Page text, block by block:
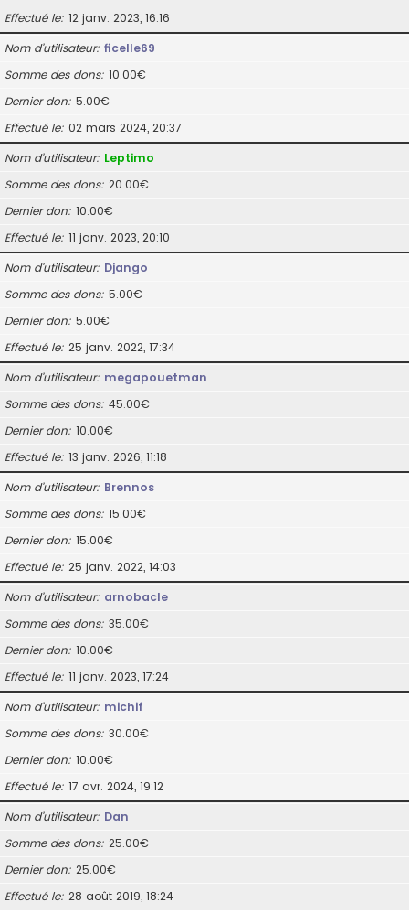
Effectué le 12 janv. 2023, 16:16
Nom d’utilisateur ficelle69
Somme des dons 10.00€
Dernier don 5.00€
Effectué le 02 mars 2024, 20:37
Nom d’utilisateur Leptimo
Somme des dons 20.00€
Dernier don 10.00€
Effectué le 11 janv. 2023, 20:10
Nom d’utilisateur Django
Somme des dons 5.00€
Dernier don 5.00€
Effectué le 25 janv. 2022, 17:34
Nom d’utilisateur megapouetman
Somme des dons 45.00€
Dernier don 10.00€
Effectué le 13 janv. 2026, 11:18
Nom d’utilisateur Brennos
Somme des dons 15.00€
Dernier don 15.00€
Effectué le 25 janv. 2022, 14:03
Nom d’utilisateur arnobacle
Somme des dons 35.00€
Dernier don 10.00€
Effectué le 11 janv. 2023, 17:24
Nom d’utilisateur michif
Somme des dons 30.00€
Dernier don 10.00€
Effectué le 17 avr. 2024, 19:12
Nom d’utilisateur Dan
Somme des dons 25.00€
Dernier don 25.00€
Effectué le 28 août 2019, 18:24